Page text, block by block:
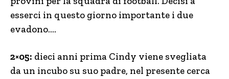
esserci in questo giorno importante i due
evadono….
2×05: dieci anni prima Cindy viene svegliata
da un incubo su suo padre, nel presente cerca